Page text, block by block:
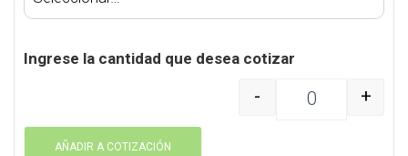
Ingrese la cantidad que desea cotizar
MALETIN
- +
AÑADIR A COTIZACIÓN